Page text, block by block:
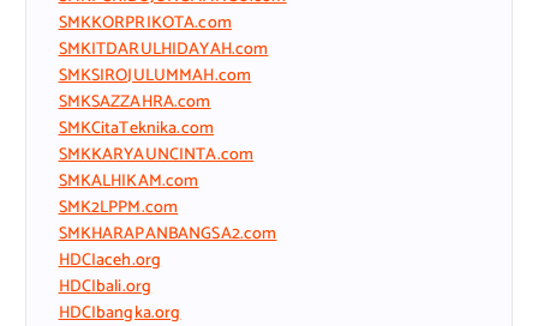
SMKKORPRIKOTA.com
SMKITDARULHIDAYAH.com
SMKSIROJULUMMAH.com
SMKSAZZAHRA.com
SMKCitaTeknika.com
SMKKARYAUNCINTA.com
SMKALHIKAM.com
SMK2LPPM.com
SMKHARAPANBANGSA2.com
HDCIaceh.org
HDCIbali.org
HDCIbangka.org